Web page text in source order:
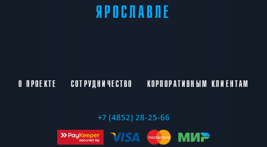
ЯРОСЛАВЛЕ
О ПРОЕКТЕ СОТРУДНИЧЕСТВО КОРПОРАТИВНЫМ КЛИЕНТАМ
+7 (4852) 28-25-66